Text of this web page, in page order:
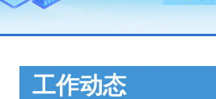
工作动态